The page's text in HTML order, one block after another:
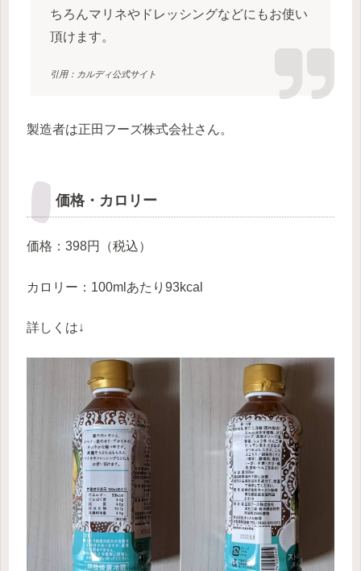
ちろんマリネやドレッシングなどにもお使い
頂けます。
引用：カルディ公式サイト
製造者は正田フーズ株式会社さん。
価格・カロリー
価格：398円（税込）
カロリー：100mlあたり93kcal
詳しくは↓